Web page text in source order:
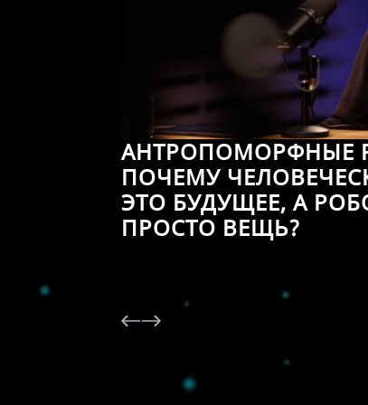
АНТРОПОМОРФНЫЕ
ПОЧЕМУ
ЭТО БУДУЩЕЕ, А
ПРОСТО ВЕЩЬ?